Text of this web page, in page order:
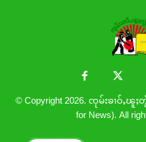
© Copyright 2026. ၸုမ်းၶၢဝ်ႇၽူႈ
for News). All